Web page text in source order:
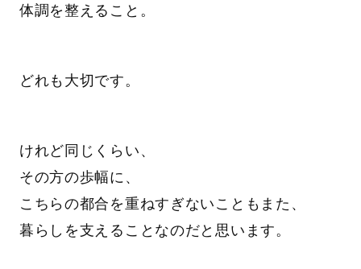
体調を整えること。
どれも大切です。
けれど同じくらい、
その方の歩幅に、
こちらの都合を重ねすぎないこともまた、
暮らしを支えることなのだと思います。